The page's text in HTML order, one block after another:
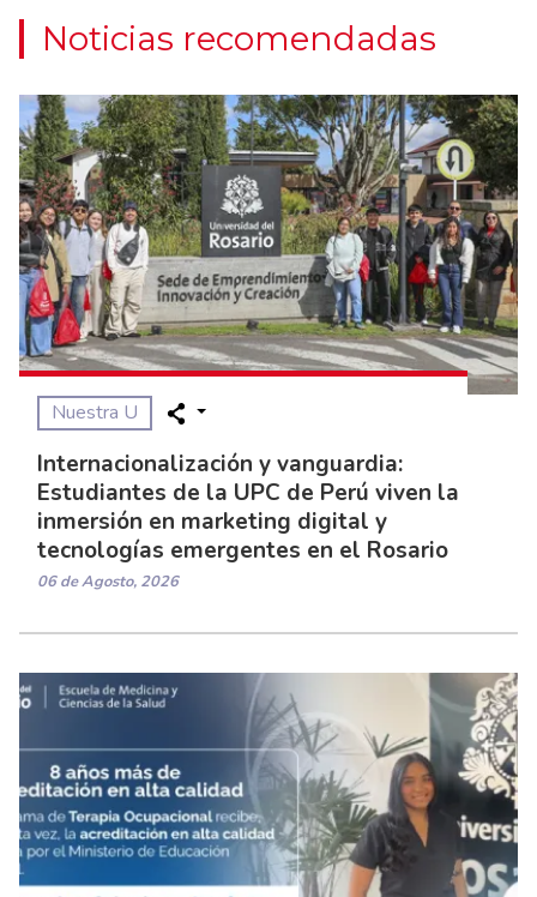
Noticias recomendadas
Nuestra U
Internacionalización y vanguardia:
Estudiantes de la UPC de Perú viven la
inmersión en marketing digital y
tecnologías emergentes en el Rosario
06 de Agosto, 2026